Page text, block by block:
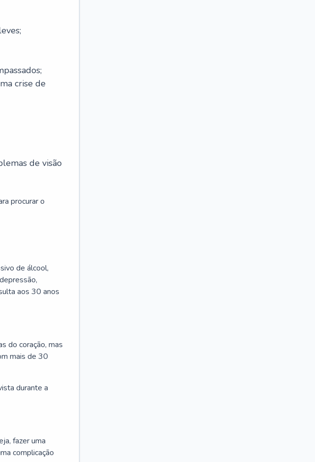
crise de
de visão
procurar o
de álcool,
aos 30 anos
do coração, mas
mais de 30
durante a
fazer uma
complicação